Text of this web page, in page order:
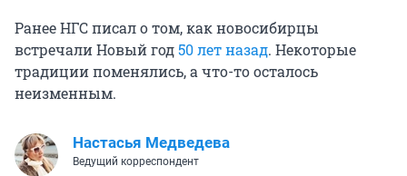
Ранее НГС писал о том, как новосибирцы
встречали Новый год50 лет назад. Некоторые
традиции поменялись, а что-то осталось
неизменным.
Настасья Медведева
Ведущий корреспондент